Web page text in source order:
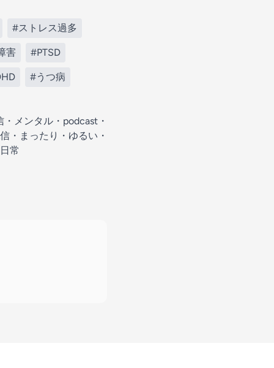
#ストレス過多
害 #PTSD
#うつ病
メンタル・podcast・
・まったり・ゆるい・
常